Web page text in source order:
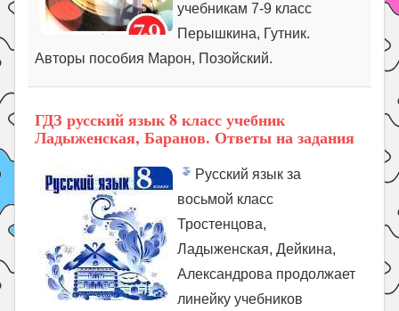
учебникам 7-9 класс
Перышкина, Гутник.
Авторы пособия Марон, Позойский.
ГДЗ русский язык 8 класс учебник
Ладыженская, Баранов. Ответы на задания
Русский язык за
восьмой класс
Тростенцова,
Ладыженская, Дейкина,
Александрова продолжает
линейку учебников